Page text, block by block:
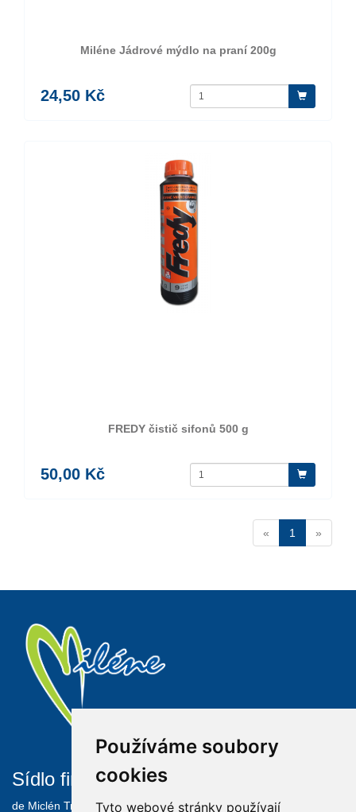
Používáme soubory
cookies
Tyto webové stránky používají
Miléne Jádrové mýdlo na praní 200g
24,50 Kč
FREDY čistič sifonů 500 g
50,00 Kč
« 1 »
Sídlo firmy
de Miclén Trading s.r.o. O FIRMĚ